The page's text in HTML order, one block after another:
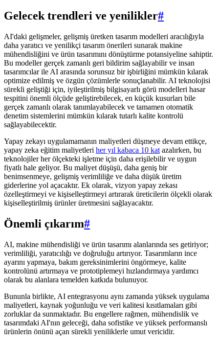
Gelecek trendleri ve yenilikler#
AI'daki gelişmeler, gelişmiş üretken tasarım modelleri aracılığıyla
daha yaratıcı ve yenilikçi tasarım önerileri sunarak makine
mühendisliğini ve ürün tasarımını dönüştürme potansiyeline sahiptir.
Bu modeller gerçek zamanlı geri bildirim sağlayabilir ve insan
tasarımcılar ile AI arasında sorunsuz bir işbirliğini mümkün kılarak
optimize edilmiş ve özgün çözümlerle sonuçlanabilir. AI teknolojisi
sürekli geliştiği için, iyileştirilmiş bilgisayarlı görü modelleri hasar
tespitini önemli ölçüde geliştirebilecek, en küçük kusurları bile
gerçek zamanlı olarak tanımlayabilecek ve tamamen otomatik
denetim sistemlerini mümkün kılarak tutarlı kalite kontrolü
sağlayabilecektir.
Yapay zekayı uygulamamanın maliyetleri düşmeye devam ettikçe,
yapay zeka eğitim maliyetleri her yıl kabaca 10 kat azalırken, bu
teknolojiler her ölçekteki işletme için daha erişilebilir ve uygun
fiyatlı hale geliyor. Bu maliyet düşüşü, daha geniş bir
benimsenmeye, gelişmiş verimliliğe ve daha düşük üretim
giderlerine yol açacaktır. Ek olarak, vizyon yapay zekası
özelleştirmeyi ve kişiselleştirmeyi artırarak üreticilerin ölçekli olarak
kişiselleştirilmiş ürünler üretmesini sağlayacaktır.
Önemli çıkarım#
AI, makine mühendisliği ve ürün tasarımı alanlarında ses getiriyor;
verimliliği, yaratıcılığı ve doğruluğu artırıyor. Tasarımların ince
ayarını yapmaya, bakım gereksinimlerini öngörmeye, kalite
kontrolünü artırmaya ve prototiplemeyi hızlandırmaya yardımcı
olarak bu alanlara temelden katkıda bulunuyor.
Bununla birlikte, AI entegrasyonu aynı zamanda yüksek uygulama
maliyetleri, kaynak yoğunluğu ve veri kalitesi kısıtlamaları gibi
zorluklar da sunmaktadır. Bu engellere rağmen, mühendislik ve
tasarımdaki AI'nın geleceği, daha sofistike ve yüksek performanslı
ürünlerin önünü açan sürekli yeniliklerle umut vericidir.